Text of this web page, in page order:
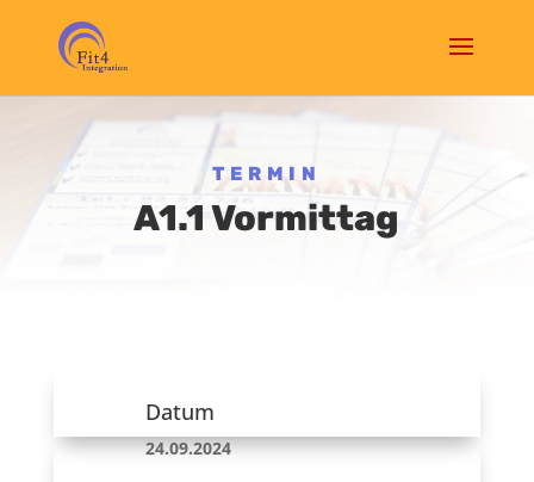
TERMIN
A1.1 Vormittag
Datum
24.09.2024